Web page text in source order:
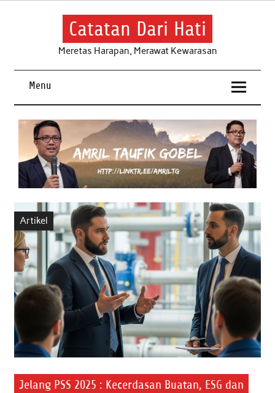
Skip
Catatan Dari Hati
Meretas Harapan, Merawat Kewarasan
Menu
Artikel
Jelang PSS 2025 : Kecerdasan Buatan, ESG dan